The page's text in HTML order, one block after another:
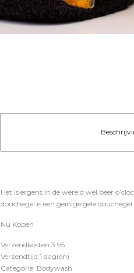
Het is ergens in de wereld wel beer
douchegel is een geinige gele
Nu Kopen
Verzendkosten:3.95
Verzendtijd:1 dag(en)
Categorie: Bodywash